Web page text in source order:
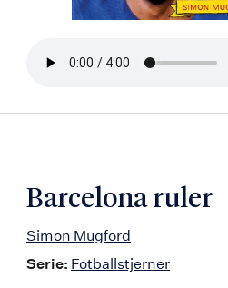
Bla
Barcelona ruler
Simon Mugford
Serie: Fotballstjerner